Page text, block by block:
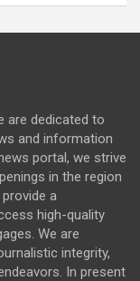
are dedicated to
and information
portal, we strive
in the region
a
high-quality
We are
integrity,
In present